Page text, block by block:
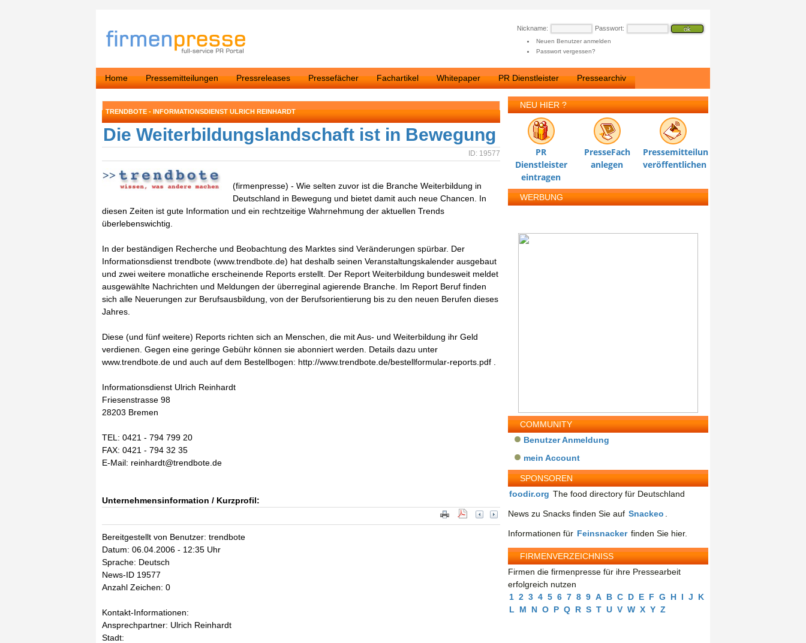
Nickname: Passwort:
Neuen Benutzer anmelden
Passwort vergessen?
Home Pressemitteilungen Pressreleases Pressefächer Fachartikel Whitepaper PR Dienstleister Pressearchiv
TRENDBOTE - INFORMATIONSDIENST ULRICH REINHARDT
Die Weiterbildungslandschaft ist in Bewegung
ID: 19577
(firmenpresse) - Wie selten zuvor ist die Branche Weiterbildung in
Deutschland in Bewegung und bietet damit auch neue Chancen. In
diesen Zeiten ist gute Information und ein rechtzeitige Wahrnehmung der aktuellen Trends
überlebenswichtig.
In der beständigen Recherche und Beobachtung des Marktes sind Veränderungen spürbar. Der
Informationsdienst trendbote (www.trendbote.de) hat deshalb seinen Veranstaltungskalender ausgebaut
und zwei weitere monatliche erscheinende Reports erstellt. Der Report Weiterbildung bundesweit meldet
ausgewählte Nachrichten und Meldungen der überreginal agierende Branche. Im Report Beruf finden
sich alle Neuerungen zur Berufsausbildung, von der Berufsorientierung bis zu den neuen Berufen dieses
Jahres.
Diese (und fünf weitere) Reports richten sich an Menschen, die mit Aus- und Weiterbildung ihr Geld
verdienen. Gegen eine geringe Gebühr können sie abonniert werden. Details dazu unter
www.trendbote.de und auch auf dem Bestellbogen: http://www.trendbote.de/bestellformular-reports.pdf .
Informationsdienst Ulrich Reinhardt
Friesenstrasse 98
28203 Bremen
TEL: 0421 - 794 799 20
FAX: 0421 - 794 32 35
E-Mail: reinhardt@trendbote.de
Unternehmensinformation / Kurzprofil:
Bereitgestellt von Benutzer: trendbote
Datum: 06.04.2006 - 12:35 Uhr
Sprache: Deutsch
News-ID 19577
Anzahl Zeichen: 0
Kontakt-Informationen:
Ansprechpartner: Ulrich Reinhardt
Stadt:
NEU HIER ?
PR
Dienstleister
eintragen
PresseFach
anlegen
Pressemitteilung
veröffentlichen
WERBUNG
COMMUNITY
Benutzer Anmeldung
mein Account
SPONSOREN
foodir.org The food directory für Deutschland
News zu Snacks finden Sie auf Snackeo
Informationen für Feinsnacker finden Sie hier.
FIRMENVERZEICHNISS
Firmen die firmenpresse für ihre Pressearbeit
erfolgreich nutzen
1 2 3 4 5 6 7 8 9 A B C D E F G H I J
K
L
M N O P Q R S T U V W X Y Z